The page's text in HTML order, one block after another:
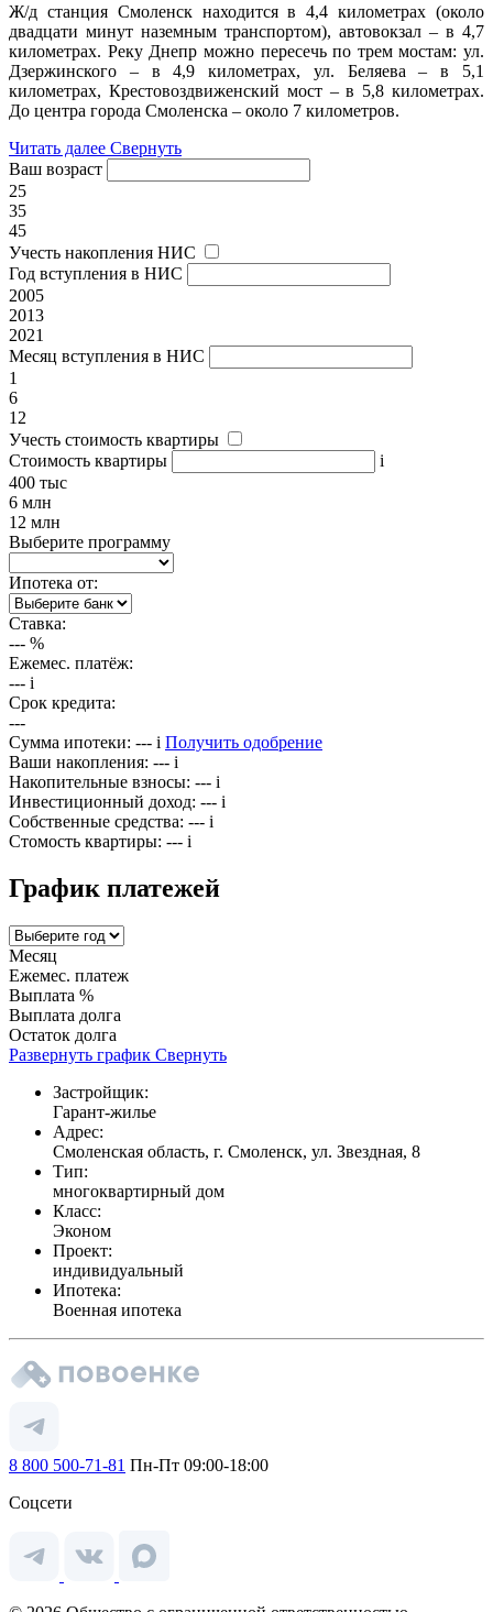
Ж/д станция Смоленск находится в 4,4 километрах (около
двадцати минут наземным транспортом), автовокзал – в 4,7
километрах. Реку Днепр можно пересечь по трем мостам: ул.
Дзержинского – в 4,9 километрах, ул. Беляева – в 5,1
километрах, Крестовоздвиженский мост – в 5,8 километрах.
До центра города Смоленска – около 7 километров.
Читать далее Свернуть
Ваш возраст
25
35
45
Учесть накопления НИС
Год вступления в НИС
2005
2013
2021
Месяц вступления в НИС
1
6
12
Учесть стоимость квартиры
Стоимость квартиры
i
400 тыс
6 млн
12 млн
Выберите программу
Ипотека от:
Ставка:
--- %
Ежемес. платёж:
--- i
Срок кредита:
---
Сумма ипотеки: --- i Получить одобрение
Ваши накопления: --- i
Накопительные взносы: --- i
Инвестиционный доход: --- i
Собственные средства: --- i
Стомость квартиры: --- i
График платежей
Месяц
Ежемес. платеж
Выплата %
Выплата долга
Остаток долга
Развернуть график Свернуть
Застройщик:
Гарант-жилье
Адрес:
Смоленская область, г. Смоленск, ул. Звездная, 8
Тип:
многоквартирный дом
Класс:
Эконом
Проект:
индивидуальный
Ипотека:
Военная ипотека
8 800 500-71-81 Пн-Пт 09:00-18:00
Соцсети